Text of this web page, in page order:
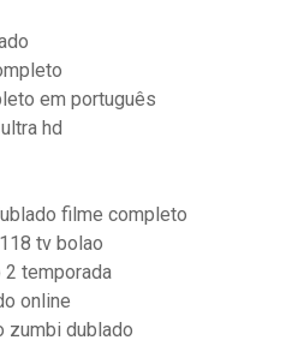
em português
hd
filme completo
tv bolao
2 temporada
online
zumbi dublado